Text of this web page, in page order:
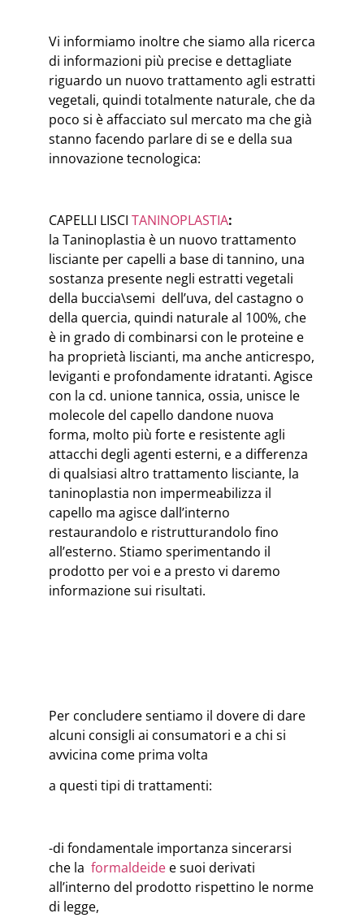
Vi informiamo inoltre che siamo alla ricerca
di informazioni più precise e dettagliate
riguardo un nuovo trattamento agli estratti
vegetali, quindi totalmente naturale, che da
poco si è affacciato sul mercato ma che già
stanno facendo parlare di se e della sua
innovazione tecnologica:
CAPELLI LISCI TANINOPLASTIA:
la Taninoplastia è un nuovo trattamento
lisciante per capelli a base di tannino, una
sostanza presente negli estratti vegetali
della buccia\semi dell’uva, del castagno o
della quercia, quindi naturale al 100%, che
è in grado di combinarsi con le proteine e
ha proprietà liscianti, ma anche anticrespo,
leviganti e profondamente idratanti. Agisce
con la cd. unione tannica, ossia, unisce le
molecole del capello dandone nuova
forma, molto più forte e resistente agli
attacchi degli agenti esterni, e a differenza
di qualsiasi altro trattamento lisciante, la
taninoplastia non impermeabilizza il
capello ma agisce dall’interno
restaurandolo e ristrutturandolo fino
all’esterno. Stiamo sperimentando il
prodotto per voi e a presto vi daremo
informazione sui risultati.
Per concludere sentiamo il dovere di dare
alcuni consigli ai consumatori e a chi si
avvicina come prima volta
a questi tipi di trattamenti:
-di fondamentale importanza sincerarsi
che la formaldeide e suoi derivati
all’interno del prodotto rispettino le norme
di legge,